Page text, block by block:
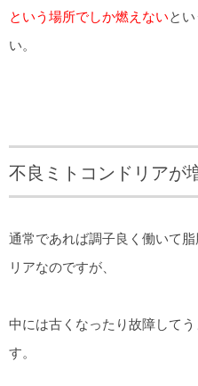
という場所でしか燃えないと
い。
不良ミトコンドリアが
通常であれば調子良く働いて
リアなのですが、
中には古くなったり故障して
す。